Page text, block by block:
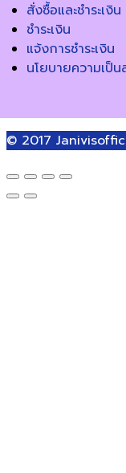
สั่งซื้อและชำระเงิน
ชำระเงิน
แจ้งการชำระเงิน
นโยบายความเป็
© 2017